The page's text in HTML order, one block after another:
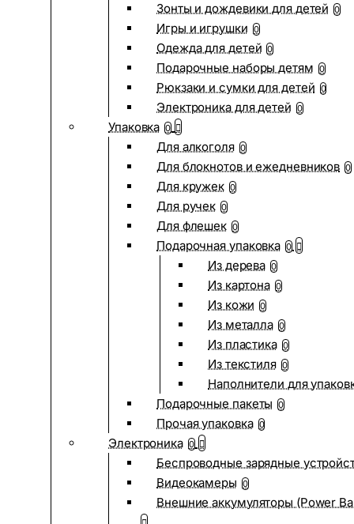
Зонты и дождевики для детей 0
Игры и игрушки 0
Одежда для детей 0
Подарочные наборы детям 0
Рюкзаки и сумки для детей 0
Электроника для детей 0
Упаковка 0
Для алкоголя 0
Для блокнотов и ежедневников 0
Для кружек 0
Для ручек 0
Для флешек 0
Подарочная упаковка 0
Из дерева 0
Из картона 0
Из кожи 0
Из металла 0
Из пластика 0
Из текстиля 0
Наполнители для
Подарочные пакеты 0
Прочая упаковка 0
Электроника 0
Беспроводные зарядные
Видеокамеры 0
Внешние аккумуляторы (Power